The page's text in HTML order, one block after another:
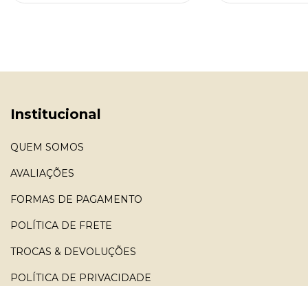
Institucional
QUEM SOMOS
AVALIAÇÕES
FORMAS DE PAGAMENTO
POLÍTICA DE FRETE
TROCAS & DEVOLUÇÕES
POLÍTICA DE PRIVACIDADE